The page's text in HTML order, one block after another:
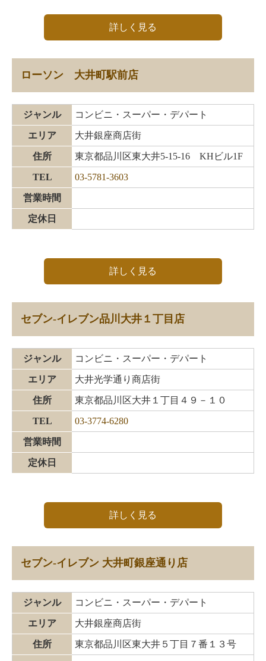
詳しく見る
ローソン 大井町駅前店
ジャンル コンビニ・スーパー・デパート
エリア 大井銀座商店街
住所 東京都品川区東大井5-15-16 KHビル1F
TEL 03-5781-3603
営業時間
定休日
詳しく見る
セブン‐イレブン品川大井１丁目店
ジャンル コンビニ・スーパー・デパート
エリア 大井光学通り商店街
住所 東京都品川区大井１丁目４９－１０
TEL 03-3774-6280
営業時間
定休日
詳しく見る
セブン-イレブン 大井町銀座通り店
ジャンル コンビニ・スーパー・デパート
エリア 大井銀座商店街
住所 東京都品川区東大井５丁目７番１３号